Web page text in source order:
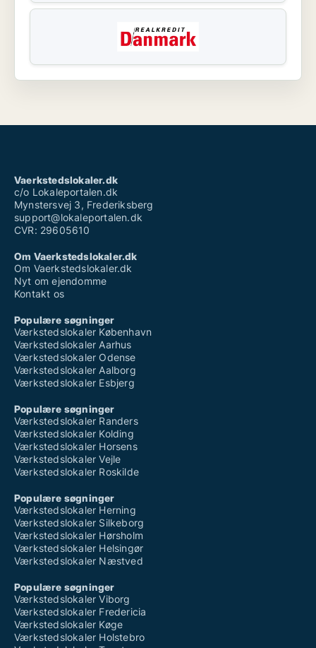
Vaerkstedslokaler.dk
c/o Lokaleportalen.dk
Mynstersvej 3, Frederiksberg
support@lokaleportalen.dk
CVR: 29605610
Om Vaerkstedslokaler.dk
Om Vaerkstedslokaler.dk
Nyt om ejendomme
Kontakt os
Populære søgninger
Værkstedslokaler København
Værkstedslokaler Aarhus
Værkstedslokaler Odense
Værkstedslokaler Aalborg
Værkstedslokaler Esbjerg
Populære søgninger
Værkstedslokaler Randers
Værkstedslokaler Kolding
Værkstedslokaler Horsens
Værkstedslokaler Vejle
Værkstedslokaler Roskilde
Populære søgninger
Værkstedslokaler Herning
Værkstedslokaler Silkeborg
Værkstedslokaler Hørsholm
Værkstedslokaler Helsingør
Værkstedslokaler Næstved
Populære søgninger
Værkstedslokaler Viborg
Værkstedslokaler Fredericia
Værkstedslokaler Køge
Værkstedslokaler Holstebro